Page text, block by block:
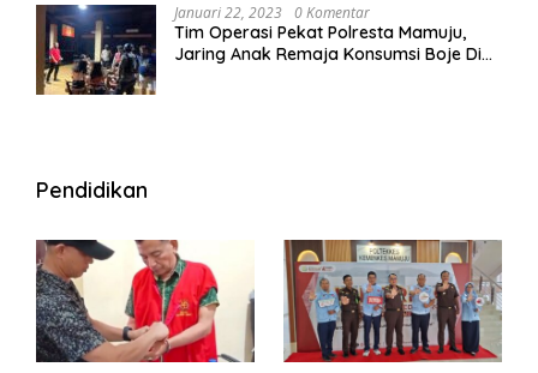
Januari 22, 2023 0 Komentar
Tim Operasi Pekat Polresta Mamuju,
Jaring Anak Remaja Konsumsi Boje Di
Pendidikan